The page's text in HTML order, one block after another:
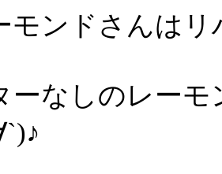
モンドさんは
ーなしのレー